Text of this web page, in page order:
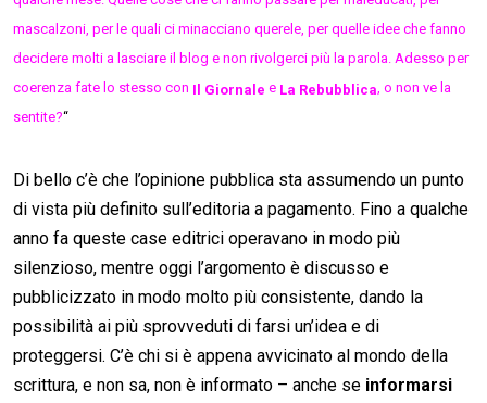
mascalzoni, per le quali ci minacciano querele, per quelle idee che fanno
decidere molti a lasciare il blog e non rivolgerci più la parola. Adesso per
coerenza fate lo stesso con Il Giornale e La Rebubblica, o non ve la
sentite?“
Di bello c’è che l’opinione pubblica sta assumendo un punto
di vista più definito sull’editoria a pagamento. Fino a qualche
anno fa queste case editrici operavano in modo più
silenzioso, mentre oggi l’argomento è discusso e
pubblicizzato in modo molto più consistente, dando la
possibilità ai più sprovveduti di farsi un’idea e di
proteggersi. C’è chi si è appena avvicinato al mondo della
scrittura, e non sa, non è informato – anche se informarsi